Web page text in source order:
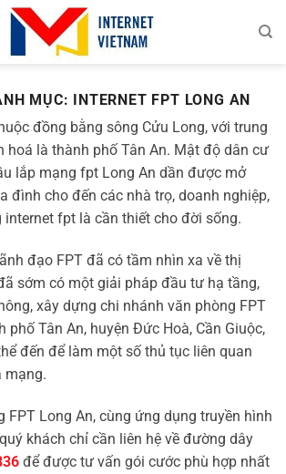
MỤC: INTERNET FPT LONG AN
đồng bằng sông Cửu Long, với trung
hoá là thành phố Tân An. Mật độ dân cư
lắp mạng fpt Long An dần được mở
đình cho đến các nhà trọ, doanh nghiệp,
internet fpt là cần thiết cho đời sống.
đạo FPT đã có tầm nhìn xa về thị
sớm có một giải pháp đầu tư hạ tầng,
xây dựng chi nhánh văn phòng FPT
phố Tân An, huyện Đức Hoà, Cần Giuộc,
đến để làm một số thủ tục liên quan
mạng.
FPT Long An, cùng ứng dụng truyền hình
khách chỉ cần liên hệ về đường dây
để được tư vấn gói cước phù hợp nhất